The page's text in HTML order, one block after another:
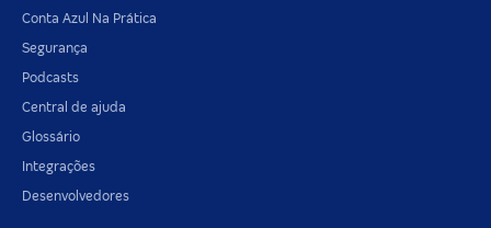
Conta Azul Na Prática
Segurança
Podcasts
Central de ajuda
Glossário
Integrações
Desenvolvedores